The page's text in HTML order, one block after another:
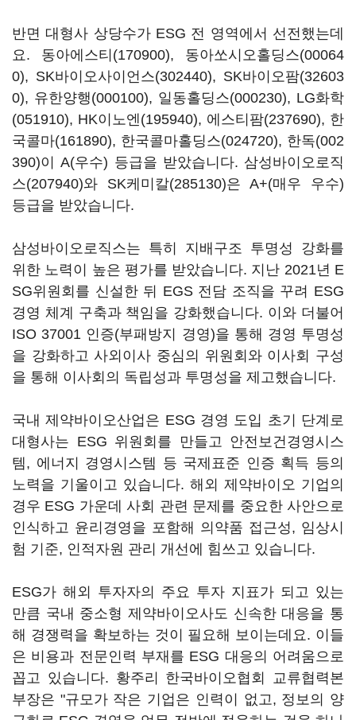
반면 대형사 상당수가 ESG 전 영역에서 선전했는데
요. 동아에스티(170900), 동아쏘시오홀딩스(00064
0), SK바이오사이언스(302440), SK바이오팜(32603
0), 유한양행(000100), 일동홀딩스(000230), LG화학
(051910), HK이노엔(195940), 에스티팜(237690), 한
국콜마(161890), 한국콜마홀딩스(024720), 한독(002
390)이 A(우수) 등급을 받았습니다. 삼성바이오로직
스(207940)와 SK케미칼(285130)은 A+(매우 우수)
등급을 받았습니다.
삼성바이오로직스는 특히 지배구조 투명성 강화를
위한 노력이 높은 평가를 받았습니다. 지난 2021년 E
SG위원회를 신설한 뒤 EGS 전담 조직을 꾸려 ESG
경영 체계 구축과 책임을 강화했습니다. 이와 더불어
ISO 37001 인증(부패방지 경영)을 통해 경영 투명성
을 강화하고 사외이사 중심의 위원회와 이사회 구성
을 통해 이사회의 독립성과 투명성을 제고했습니다.
국내 제약바이오산업은 ESG 경영 도입 초기 단계로
대형사는 ESG 위원회를 만들고 안전보건경영시스
템, 에너지 경영시스템 등 국제표준 인증 획득 등의
노력을 기울이고 있습니다. 해외 제약바이오 기업의
경우 ESG 가운데 사회 관련 문제를 중요한 사안으로
인식하고 윤리경영을 포함해 의약품 접근성, 임상시
험 기준, 인적자원 관리 개선에 힘쓰고 있습니다.
ESG가 해외 투자자의 주요 투자 지표가 되고 있는
만큼 국내 중소형 제약바이오사도 신속한 대응을 통
해 경쟁력을 확보하는 것이 필요해 보이는데요. 이들
은 비용과 전문인력 부재를 ESG 대응의 어려움으로
꼽고 있습니다. 황주리 한국바이오협회 교류협력본
부장은 "규모가 작은 기업은 인력이 없고, 정보의 양